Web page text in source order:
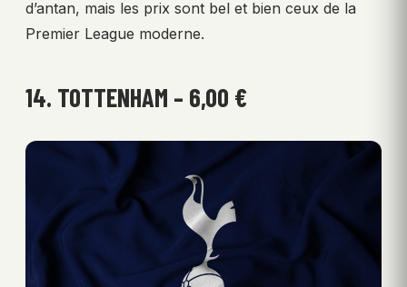
d’antan, mais les prix sont bel et bien ceux de la
Premier League moderne.
14. TOTTENHAM – 6,00 €